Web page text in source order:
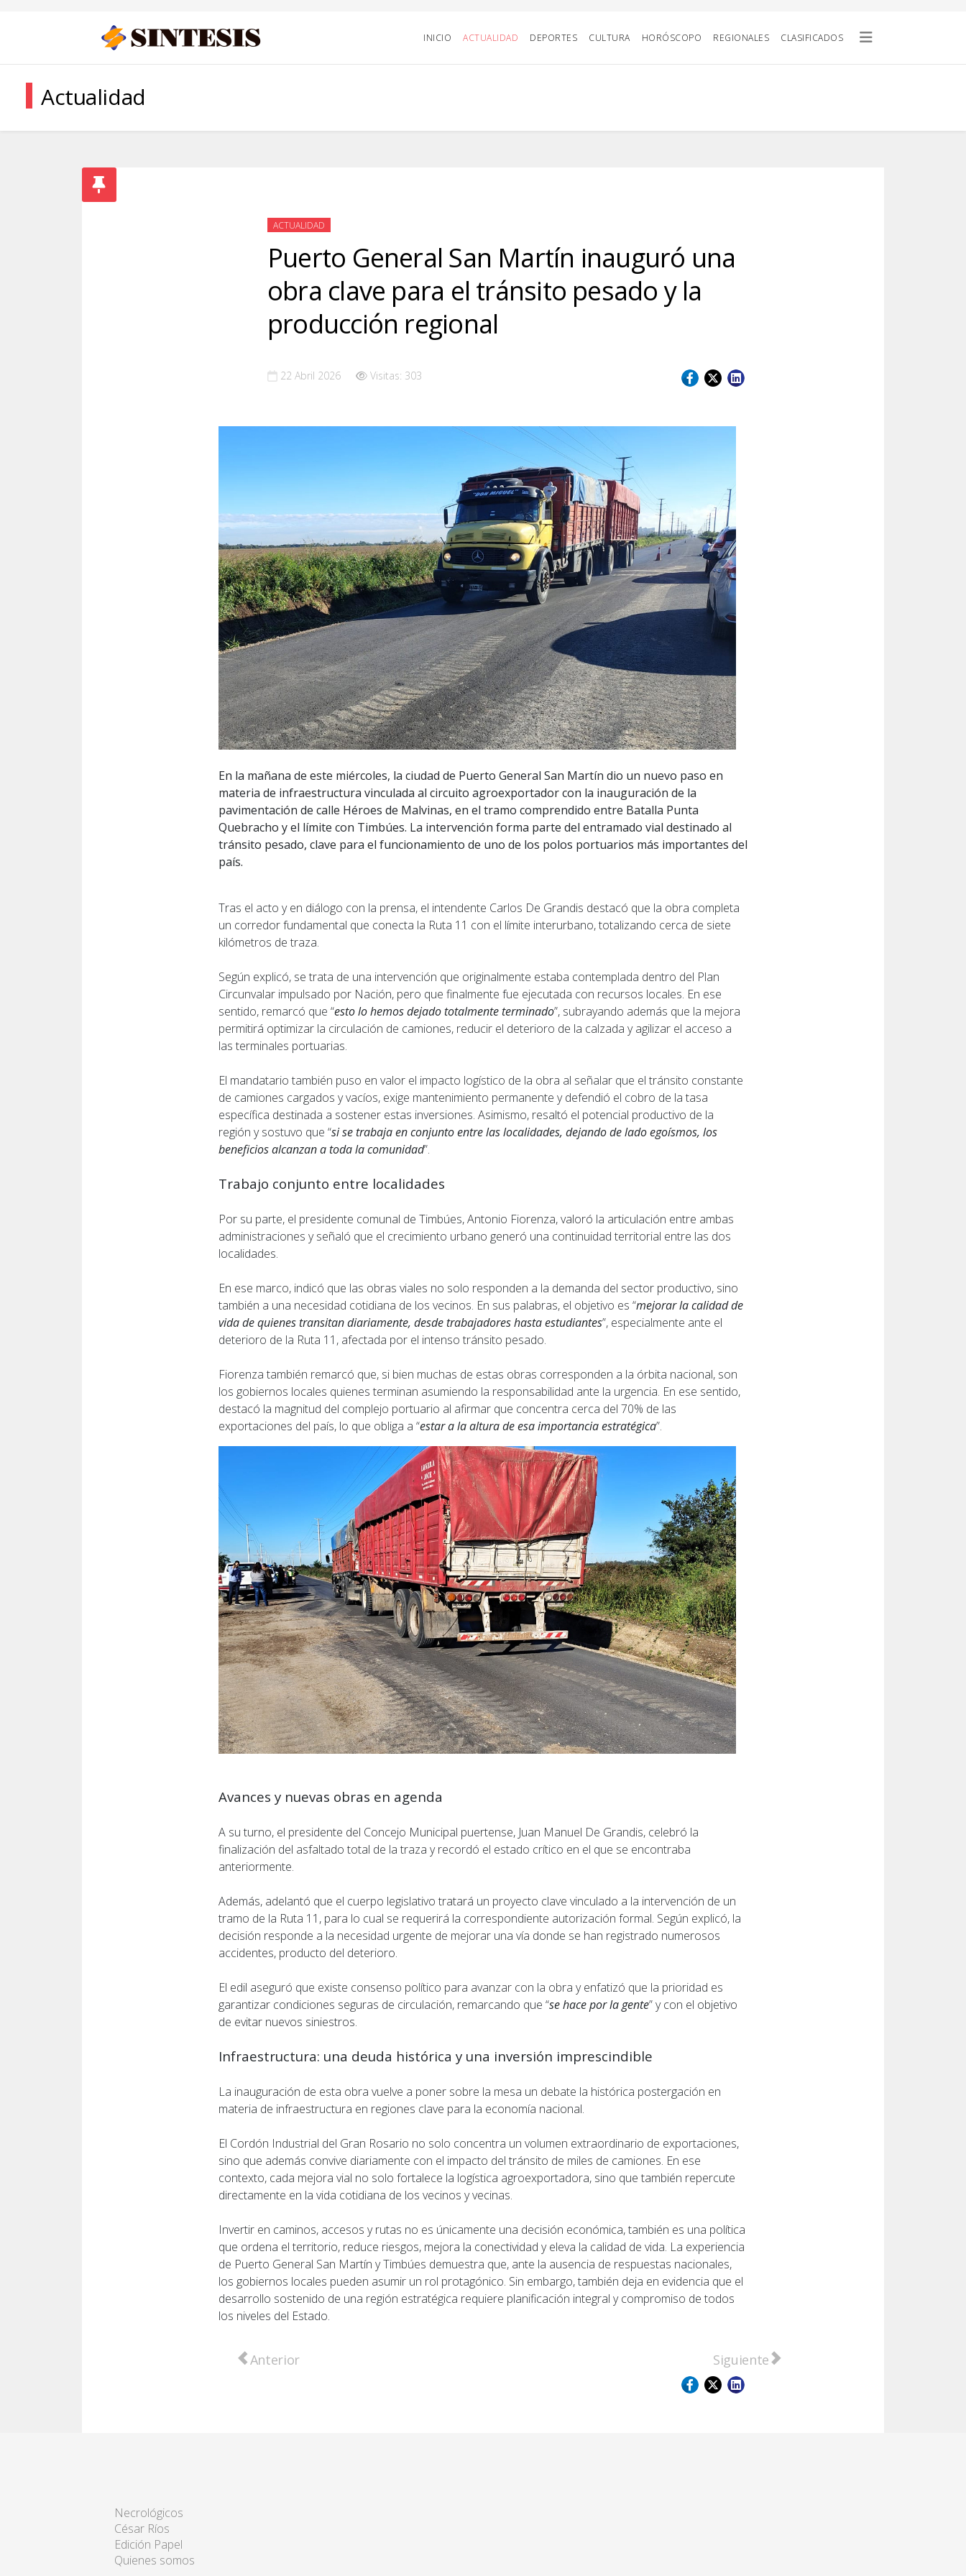
INICIO ACTUALIDAD DEPORTES CULTURA HORÓSCOPO REGIONALES CLASIFICADOS
Actualidad
ACTUALIDAD
Puerto General San Martín inauguró una
obra clave para el tránsito pesado y la
producción regional
22 Abril 2026 Visitas: 303
En la mañana de este miércoles, la ciudad de Puerto General San Martín dio un nuevo paso en
materia de infraestructura vinculada al circuito agroexportador con la inauguración de la
pavimentación de calle Héroes de Malvinas, en el tramo comprendido entre Batalla Punta
Quebracho y el límite con Timbúes. La intervención forma parte del entramado vial destinado al
tránsito pesado, clave para el funcionamiento de uno de los polos portuarios más importantes del
país.
Tras el acto y en diálogo con la prensa, el intendente Carlos De Grandis destacó que la obra completa
un corredor fundamental que conecta la Ruta 11 con el límite interurbano, totalizando cerca de siete
kilómetros de traza.
Según explicó, se trata de una intervención que originalmente estaba contemplada dentro del Plan
Circunvalar impulsado por Nación, pero que finalmente fue ejecutada con recursos locales. En ese
sentido, remarcó que “esto lo hemos dejado totalmente terminado”, subrayando además que la mejora
permitirá optimizar la circulación de camiones, reducir el deterioro de la calzada y agilizar el acceso a
las terminales portuarias.
El mandatario también puso en valor el impacto logístico de la obra al señalar que el tránsito constante
de camiones cargados y vacíos, exige mantenimiento permanente y defendió el cobro de la tasa
específica destinada a sostener estas inversiones. Asimismo, resaltó el potencial productivo de la
región y sostuvo que “si se trabaja en conjunto entre las localidades, dejando de lado egoísmos, los
beneficios alcanzan a toda la comunidad”.
Trabajo conjunto entre localidades
Por su parte, el presidente comunal de Timbúes, Antonio Fiorenza, valoró la articulación entre ambas
administraciones y señaló que el crecimiento urbano generó una continuidad territorial entre las dos
localidades.
En ese marco, indicó que las obras viales no solo responden a la demanda del sector productivo, sino
también a una necesidad cotidiana de los vecinos. En sus palabras, el objetivo es “mejorar la calidad de
vida de quienes transitan diariamente, desde trabajadores hasta estudiantes”, especialmente ante el
deterioro de la Ruta 11, afectada por el intenso tránsito pesado.
Fiorenza también remarcó que, si bien muchas de estas obras corresponden a la órbita nacional, son
los gobiernos locales quienes terminan asumiendo la responsabilidad ante la urgencia. En ese sentido,
destacó la magnitud del complejo portuario al afirmar que concentra cerca del 70% de las
exportaciones del país, lo que obliga a “estar a la altura de esa importancia estratégica”.
Avances y nuevas obras en agenda
A su turno, el presidente del Concejo Municipal puertense, Juan Manuel De Grandis, celebró la
finalización del asfaltado total de la traza y recordó el estado crítico en el que se encontraba
anteriormente.
Además, adelantó que el cuerpo legislativo tratará un proyecto clave vinculado a la intervención de un
tramo de la Ruta 11, para lo cual se requerirá la correspondiente autorización formal. Según explicó, la
decisión responde a la necesidad urgente de mejorar una vía donde se han registrado numerosos
accidentes, producto del deterioro.
El edil aseguró que existe consenso político para avanzar con la obra y enfatizó que la prioridad es
garantizar condiciones seguras de circulación, remarcando que “se hace por la gente” y con el objetivo
de evitar nuevos siniestros.
Infraestructura: una deuda histórica y una inversión imprescindible
La inauguración de esta obra vuelve a poner sobre la mesa un debate la histórica postergación en
materia de infraestructura en regiones clave para la economía nacional.
El Cordón Industrial del Gran Rosario no solo concentra un volumen extraordinario de exportaciones,
sino que además convive diariamente con el impacto del tránsito de miles de camiones. En ese
contexto, cada mejora vial no solo fortalece la logística agroexportadora, sino que también repercute
directamente en la vida cotidiana de los vecinos y vecinas.
Invertir en caminos, accesos y rutas no es únicamente una decisión económica, también es una política
que ordena el territorio, reduce riesgos, mejora la conectividad y eleva la calidad de vida. La experiencia
de Puerto General San Martín y Timbúes demuestra que, ante la ausencia de respuestas nacionales,
los gobiernos locales pueden asumir un rol protagónico. Sin embargo, también deja en evidencia que el
desarrollo sostenido de una región estratégica requiere planificación integral y compromiso de todos
los niveles del Estado.
Artículo anterior: Caso Gonzalo Cucit: Mañana se conocerá el fallo
Anterior Artículo siguiente: En Diputados, CAME
Siguiente
Necrológicos
César Ríos
Edición Papel
Quienes somos